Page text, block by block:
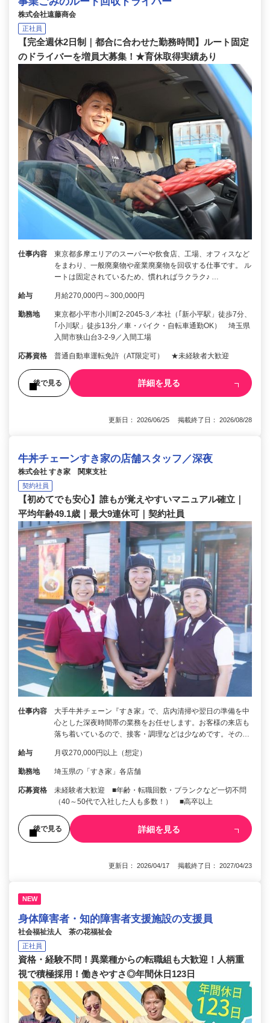
株式会社遠藤商会
正社員
【完全週休2日制｜都合に合わせた勤務時間】ルート固定
のドライバーを増員大募集！★育休取得実績あり
仕事内容
東京都多摩エリアのスーパーや飲食店、工場、オフィスなど
をまわり、一般廃棄物や産業廃棄物を回収する仕事です。 ル
ートは固定されているため、慣れればラクラク♪ …
給与 月給270,000円～300,000円
勤務地
東京都小平市小川町2-2045-3／本社（｢新小平駅」徒歩7分、
｢小川駅」徒歩13分／車・バイク・自転車通勤OK） 埼玉県
入間市狭山台3-2-9／入間工場
応募資格 普通自動車運転免許（AT限定可） ★未経験者大歓迎
後で見る 詳細を見る
更新日： 2026/06/25 掲載終了日： 2026/08/28
牛丼チェーンすき家の店舗スタッフ／深夜
株式会社 すき家 関東支社
契約社員
【初めてでも安心】誰もが覚えやすいマニュアル確立｜
平均年齢49.1歳｜最大9連休可｜契約社員
仕事内容
大手牛丼チェーン『すき家』で、店内清掃や翌日の準備を中
心とした深夜時間帯の業務をお任せします。お客様の来店も
落ち着いているので、接客・調理などは少なめです。その…
給与 月収270,000円以上（想定）
勤務地 埼玉県の「すき家」各店舗
応募資格
未経験者大歓迎 ■年齢・転職回数・ブランクなど一切不問
（40～50代で入社した人も多数！） ■高卒以上
後で見る 詳細を見る
更新日： 2026/04/17 掲載終了日： 2027/04/23
NEW
身体障害者・知的障害者支援施設の支援員
社会福祉法人 茶の花福祉会
正社員
資格・経験不問！異業種からの転職組も大歓迎！人柄重
視で積極採用！働きやすさ◎年間休日123日